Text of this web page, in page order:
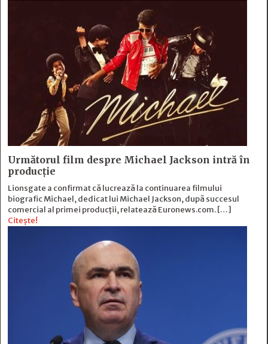
Următorul film despre Michael Jackson intră în
producție
Lionsgate a confirmat că lucrează la continuarea filmului
biografic Michael, dedicat lui Michael Jackson, după succesul
comercial al primei producții, relatează Euronews.com. […]
Citește!